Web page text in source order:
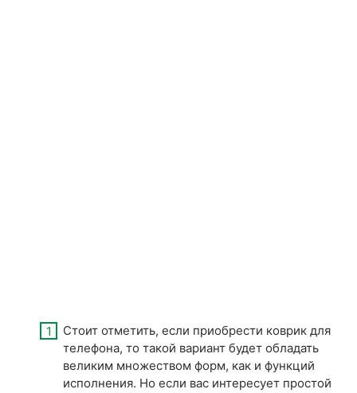
Стоит отметить, если приобрести коврик для
телефона, то такой вариант будет обладать
великим множеством форм, как и функций
исполнения. Но если вас интересует простой